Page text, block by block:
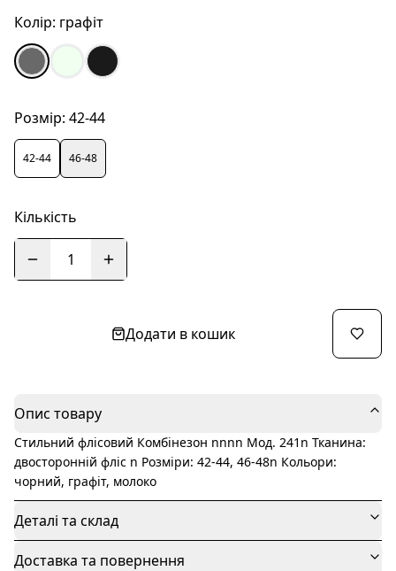
Колір: графіт
Розмір: 42-44
42-44 46-48
Кількість
1
Додати в кошик
Опис товару
Стильний флісовий Комбінезон nnnn Мод. 241n Тканина:
двосторонній фліс n Розміри: 42-44, 46-48n Кольори:
чорний, графіт, молоко
Деталі та склад
Доставка та повернення